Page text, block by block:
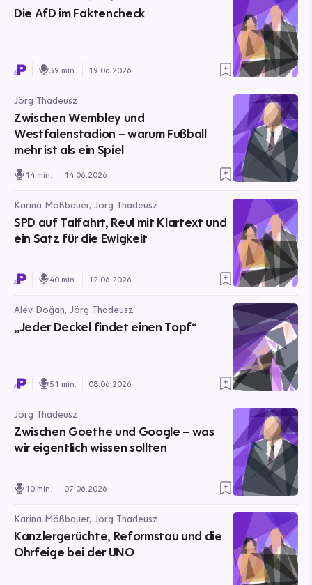
Die AfD im Faktencheck
39 min. 19.06.2026
Jörg Thadeusz
Zwischen Wembley und
Westfalenstadion – warum Fußball
mehr ist als ein Spiel
14 min. 14.06.2026
Karina Mößbauer, Jörg Thadeusz
SPD auf Talfahrt, Reul mit Klartext und
ein Satz für die Ewigkeit
40 min. 12.06.2026
Alev Doğan, Jörg Thadeusz
„Jeder Deckel findet einen Topf“
51 min. 08.06.2026
Jörg Thadeusz
Zwischen Goethe und Google – was
wir eigentlich wissen sollten
10 min. 07.06.2026
Karina Mößbauer, Jörg Thadeusz
Kanzlergerüchte, Reformstau und die
Ohrfeige bei der UNO